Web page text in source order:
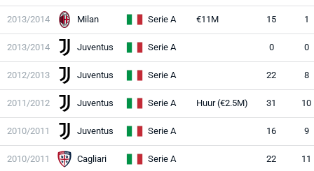
2013/2014 Milan Serie A €11M 15 1
2013/2014 Juventus Serie A 0 0
2012/2013 Juventus Serie A 22 8
2011/2012 Juventus Serie A Huur (€2.5M) 31 10
2010/2011 Juventus Serie A 16 9
2010/2011 Cagliari Serie A 22 11